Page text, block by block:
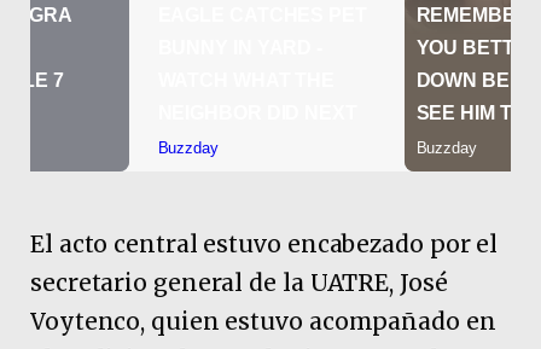
El acto central estuvo encabezado por el
secretario general de la UATRE, José
Voytenco, quien estuvo acompañado en